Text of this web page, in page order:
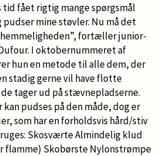
tid fået rigtig mange spørgsmål
pudser mine støvler. Nu må det
fortæller junior-
I oktobernummeret af
hun en metode til alle dem, der
stadig gerne vil have flotte
tager ud på stævnepladserne.
pudses på den måde, dog er
som har en forholdsvis hård/stiv
Skosværte Almindelig klud
flamme) Skobørste Nylonstrømpe